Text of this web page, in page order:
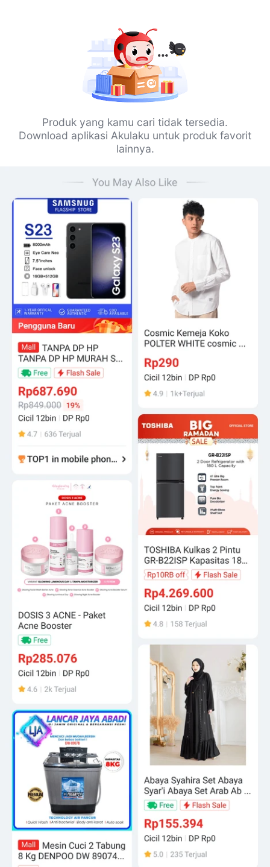
Produk yang kamu cari tidak tersedia.
Download aplikasi Akulaku untuk produk favorit
lainnya.